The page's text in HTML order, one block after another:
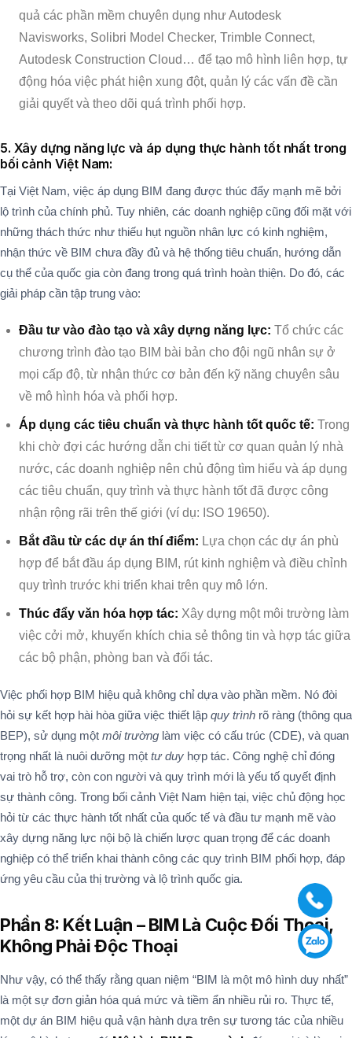
quả các phần mềm chuyên dụng như Autodesk
Navisworks, Solibri Model Checker, Trimble Connect,
Autodesk Construction Cloud… để tạo mô hình liên hợp, tự
động hóa việc phát hiện xung đột, quản lý các vấn đề cần
giải quyết và theo dõi quá trình phối hợp.
5. Xây dựng năng lực và áp dụng thực hành tốt nhất trong
bối cảnh Việt Nam:
Tại Việt Nam, việc áp dụng BIM đang được thúc đẩy mạnh mẽ bởi
lộ trình của chính phủ. Tuy nhiên, các doanh nghiệp cũng đối mặt với
những thách thức như thiếu hụt nguồn nhân lực có kinh nghiệm,
nhận thức về BIM chưa đầy đủ và hệ thống tiêu chuẩn, hướng dẫn
cụ thể của quốc gia còn đang trong quá trình hoàn thiện. Do đó, các
giải pháp cần tập trung vào:
Đầu tư vào đào tạo và xây dựng năng lực: Tổ chức các
chương trình đào tạo BIM bài bản cho đội ngũ nhân sự ở
mọi cấp độ, từ nhận thức cơ bản đến kỹ năng chuyên sâu
về mô hình hóa và phối hợp.
Áp dụng các tiêu chuẩn và thực hành tốt quốc tế: Trong
khi chờ đợi các hướng dẫn chi tiết từ cơ quan quản lý nhà
nước, các doanh nghiệp nên chủ động tìm hiểu và áp dụng
các tiêu chuẩn, quy trình và thực hành tốt đã được công
nhận rộng rãi trên thế giới (ví dụ: ISO 19650).
Bắt đầu từ các dự án thí điểm: Lựa chọn các dự án phù
hợp để bắt đầu áp dụng BIM, rút kinh nghiệm và điều chỉnh
quy trình trước khi triển khai trên quy mô lớn.
Thúc đẩy văn hóa hợp tác: Xây dựng một môi trường làm
việc cởi mở, khuyến khích chia sẻ thông tin và hợp tác giữa
các bộ phận, phòng ban và đối tác.
Việc phối hợp BIM hiệu quả không chỉ dựa vào phần mềm. Nó đòi
hỏi sự kết hợp hài hòa giữa việc thiết lập quy trình rõ ràng (thông qua
BEP), sử dụng một môi trường làm việc có cấu trúc (CDE), và quan
trọng nhất là nuôi dưỡng một tư duy hợp tác. Công nghệ chỉ đóng
vai trò hỗ trợ, còn con người và quy trình mới là yếu tố quyết định
sự thành công. Trong bối cảnh Việt Nam hiện tại, việc chủ động học
hỏi từ các thực hành tốt nhất của quốc tế và đầu tư mạnh mẽ vào
xây dựng năng lực nội bộ là chiến lược quan trọng để các doanh
nghiệp có thể triển khai thành công các quy trình BIM phối hợp, đáp
ứng yêu cầu của thị trường và lộ trình quốc gia.
Phần 8: Kết Luận – BIM Là Cuộc Đối Thoại,
Không Phải Độc Thoại
Như vậy, có thể thấy rằng quan niệm “BIM là một mô hình duy nhất”
là một sự đơn giản hóa quá mức và tiềm ẩn nhiều rủi ro. Thực tế,
một dự án BIM hiệu quả vận hành dựa trên sự tương tác của nhiều